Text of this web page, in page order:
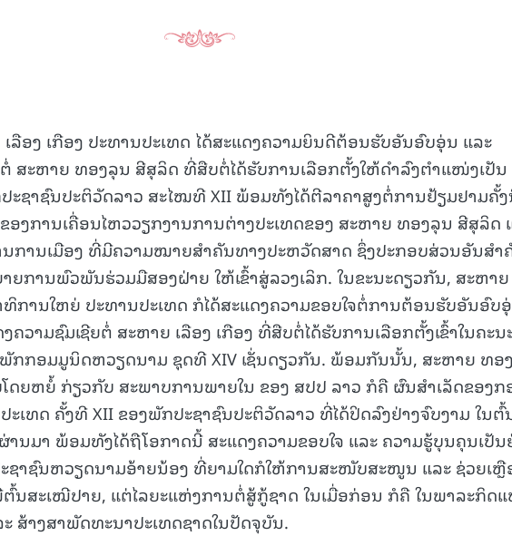
ລືອງ ເກືອງ ປະທານປະເທດ ໄດ້ສະແດງຄວາມຍິນດີຕ້ອນຮັບອັນອົບອຸ່ນ ແລະ
ຕໍ່ ສະຫາຍ ທອງລຸນ ສີສຸລິດ ທີ່ສືບຕໍ່ໄດ້ຮັບການເລືອກຕັ້ງໃຫ້ດໍາລົງຕໍາແໜ່ງເປັນ
ະຊາຊົນປະຕິວັດລາວ ສະໄໝທີ XII ພ້ອມທັງໄດ້ຕີລາຄາສູງຕໍ່ການຢ້ຽມຢາມຄັ້
ອງການເຄື່ອນໄຫວວຽກງານການຕ່າງປະເທດຂອງ ສະຫາຍ ທອງລຸນ ສີສຸລິດ
ການເມືອງ ທີ່ມີຄວາມໝາຍສໍາຄັນທາງປະຫວັດສາດ ຊຶ່ງປະກອບສ່ວນອັນສໍາ
າຍການພົວພັນຮ່ວມມືສອງຝ່າຍ ໃຫ້ເຂົ້າສູ່ລວງເລິກ. ໃນຂະນະດຽວກັນ, ສະຫາຍ
ການໃຫຍ່ ປະທານປະເທດ ກໍໄດ້ສະແດງຄວາມຂອບໃຈຕໍ່ການຕ້ອນຮັບອັນອົບ
ຄວາມຊົມເຊີຍຕໍ່ ສະຫາຍ ເລືອງ ເກືອງ ທີ່ສືບຕໍ່ໄດ້ຮັບການເລືອກຕັ້ງເຂົ້າໃນຄະນ
ກກອມມູນິດຫວຽດນາມ ຊຸດທີ XIV ເຊັ່ນດຽວກັນ. ພ້ອມກັນນັ້ນ, ສະຫາຍ ທອ
ໂດຍຫຍໍ້ ກ່ຽວກັບ ສະພາບການພາຍໃນ ຂອງ ສປປ ລາວ ກໍຄື ຜົນສໍາເລັດຂອງກ
ເທດ ຄັ້ງທີ XII ຂອງພັກປະຊາຊົນປະຕິວັດລາວ ທີ່ໄດ້ປິດລົງຢ່າງຈົບງາມ ໃນຕົ້
ານມາ ພ້ອມທັງໄດ້ຖືໂອກາດນີ້ ສະແດງຄວາມຂອບໃຈ ແລະ ຄວາມຮູ້ບຸນຄຸນເປັນ
ຊາຊົນຫວຽດນາມອ້າຍນ້ອງ ທີ່ຍາມໃດກໍໃຫ້ການສະໜັບສະໜູນ ແລະ ຊ່ວຍເຫຼື
ນສະເໝີປາຍ, ແຕ່ໄລຍະແຫ່ງການຕໍ່ສູ້ກູ້ຊາດ ໃນເມື່ອກ່ອນ ກໍຄື ໃນພາລະກິດ
ສ້າງສາພັດທະນາປະເທດຊາດໃນປັດຈຸບັນ.